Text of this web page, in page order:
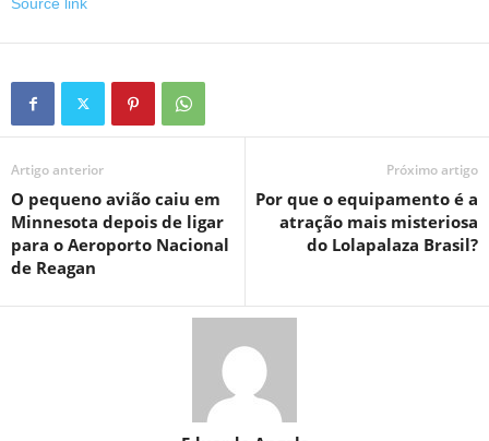
Artigo anterior
O pequeno avião caiu em
Minnesota depois de ligar
para o Aeroporto Nacional
de Reagan
Próximo artigo
Por que o equipamento é a
atração mais misteriosa
do Lolapalaza Brasil?